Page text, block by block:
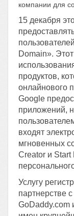
компании для
15 декабря
Domain».
продуктов,
онлайнового
Google
приложений,
входят
мгновенных
Creator и
Услугу
партнерстве
GoDaddy.com